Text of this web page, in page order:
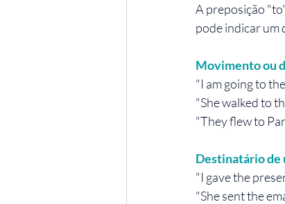
A preposição
pode indicar um
Movimento ou
"I am going to
"She walked to
"They flew to
Destinatário de
"I gave the
"She sent the